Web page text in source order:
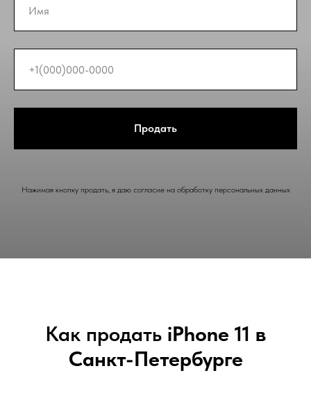
Продать
Нажимая кнопку продать, я даю согласие на обработку персональных данных
Как продать iPhone 11 в
Санкт-Петербурге